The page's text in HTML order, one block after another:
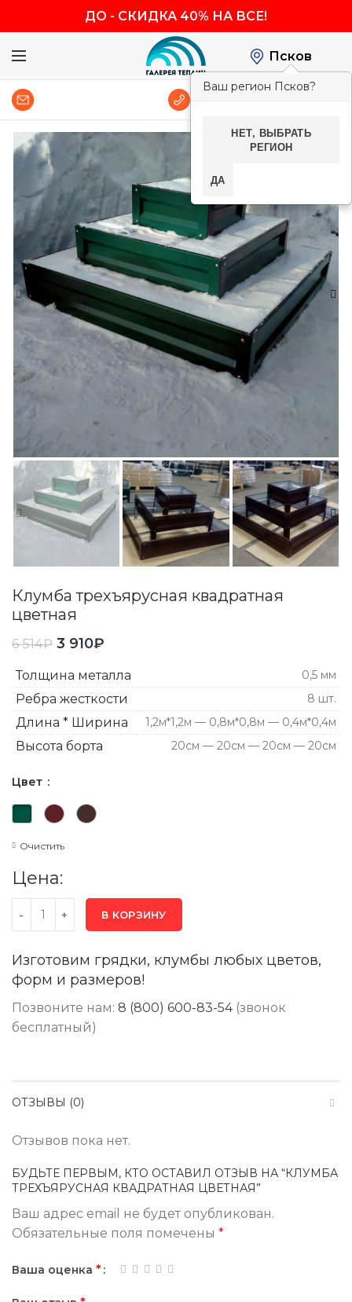
ДО - СКИДКА 40% НА ВСЕ!
Псков
Ваш регион Псков?
НЕТ, ВЫБРАТЬ
РЕГИОН
ДА
Клумба трехъярусная квадратная
цветная
6 514₽ 3 910₽
Толщина металла 0,5 мм
Ребра жесткости 8 шт.
Длина * Ширина 1,2м*1,2м — 0,8м*0,8м — 0,4м*0,4м
Высота борта 20см — 20см — 20см — 20см
Цвет
Очистить
Цена:
В КОРЗИНУ
Изготовим грядки, клумбы любых цветов,
форм и размеров!
Позвоните нам: 8 (800) 600-83-54(звонок
бесплатный)
ОТЗЫВЫ (0)
Отзывов пока нет.
БУДЬТЕ ПЕРВЫМ, КТО ОСТАВИЛ ОТЗЫВ НА “КЛУМБА
ТРЕХЪЯРУСНАЯ КВАДРАТНАЯ ЦВЕТНАЯ”
Ваш адрес email не будет опубликован.
Обязательные поля помечены *
Ваша оценка *